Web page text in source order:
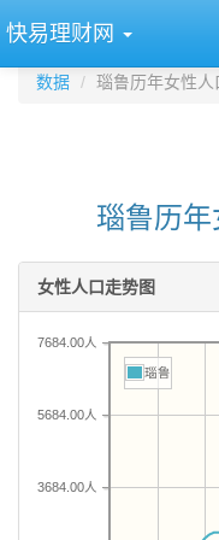
快易理财网
数据 瑙鲁历年女性人
瑙鲁历
女性人口走势图
3684.00人
5684.00人
7684.00人
瑙鲁